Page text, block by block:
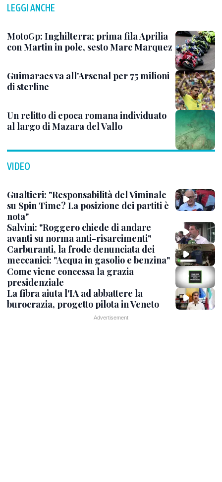
LEGGI ANCHE
MotoGp: Inghilterra; prima fila Aprilia
con Martin in pole, sesto Marc Marquez
Guimaraes va all'Arsenal per 75 milioni
di sterline
Un relitto di epoca romana individuato
al largo di Mazara del Vallo
VIDEO
Gualtieri: "Responsabilità del Viminale
su Spin Time? La posizione dei partiti è
nota"
Salvini: "Roggero chiede di andare
avanti su norma anti-risarcimenti"
Carburanti, la frode denunciata dei
meccanici: "Acqua in gasolio e benzina"
Come viene concessa la grazia
presidenziale
La fibra aiuta l'IA ad abbattere la
burocrazia, progetto pilota in Veneto